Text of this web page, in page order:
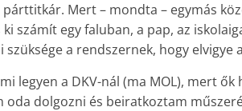
Mert – mondta – egymás
számít egy faluban, a pap, az
szüksége a rendszernek, hogy
legyen a DKV-nál (ma MOL), mert
oda dolgozni és beiratkoztam